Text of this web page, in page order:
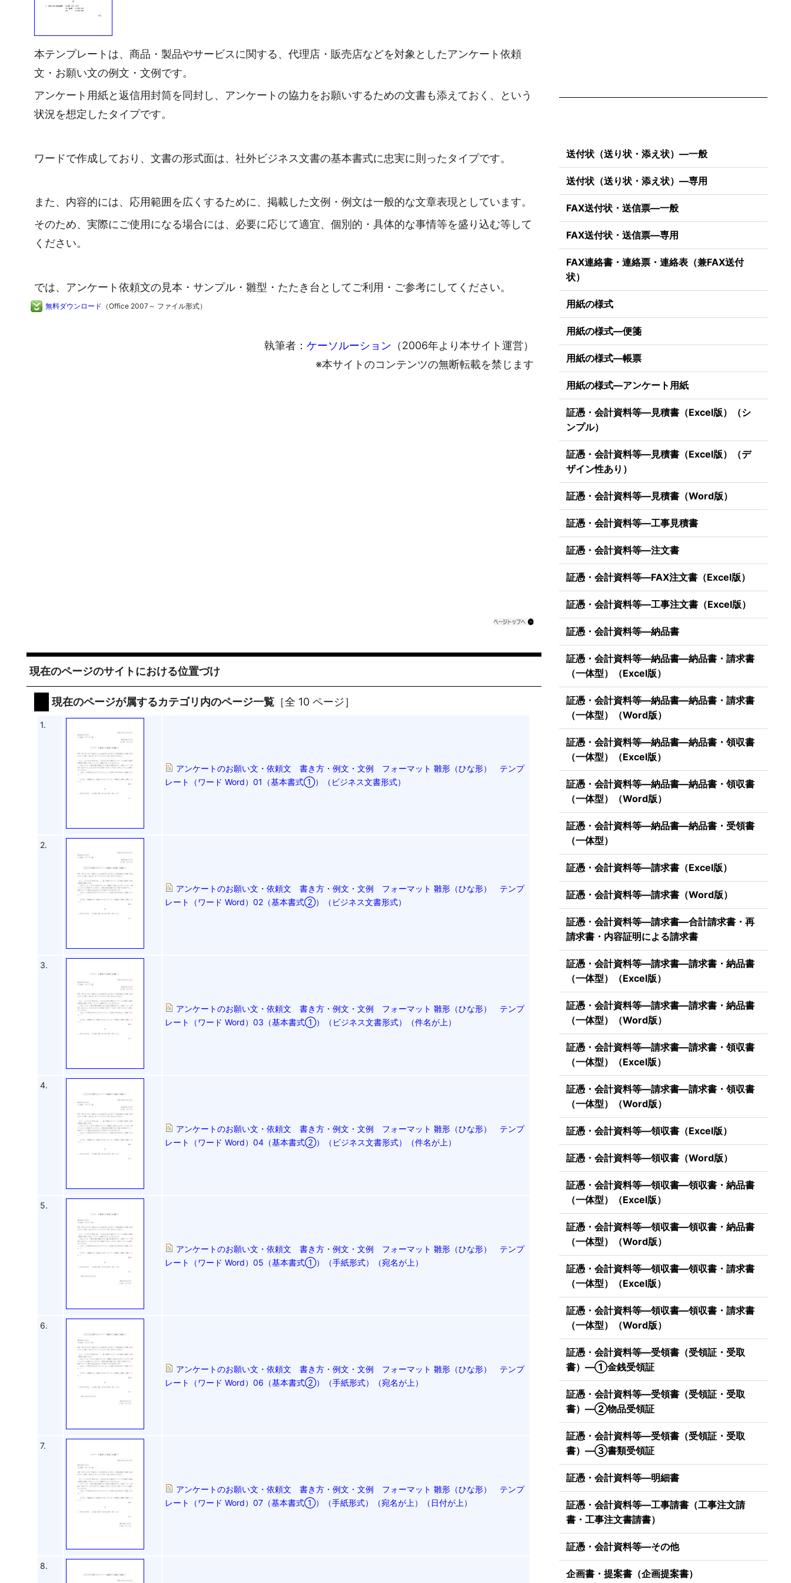
本テンプレートは、商品・製品やサービスに関する、代理店・販売店などを対象としたアンケート依頼
文・お願い文の例文・文例です。
アンケート用紙と返信用封筒を同封し、アンケートの協力をお願いするための文書も添えておく、という
状況を想定したタイプです。
ワードで作成しており、文書の形式面は、社外ビジネス文書の基本書式に忠実に則ったタイプです。
また、内容的には、応用範囲を広くするために、掲載した文例・例文は一般的な文章表現としています。
そのため、実際にご使用になる場合には、必要に応じて適宜、個別的・具体的な事情等を盛り込む等して
ください。
では、アンケート依頼文の見本・サンプル・雛型・たたき台としてご利用・ご参考にしてください。
無料ダウンロード （Office 2007～ ファイル形式）
執筆者： ケーソルーション （2006年より本サイト運営）
※本サイトのコンテンツの無断転載を禁じます
現在のページのサイトにおける位置づけ
現在のページが属するカテゴリ内のページ一覧 ［全 10 ページ］
1.
アンケートのお願い文・依頼文 書き方・例文・文例 フォーマット 雛形（ひな形） テンプ
レート（ワード Word）01（基本書式①）（ビジネス文書形式）
2.
アンケートのお願い文・依頼文 書き方・例文・文例 フォーマット 雛形（ひな形） テンプ
レート（ワード Word）02（基本書式②）（ビジネス文書形式）
3.
アンケートのお願い文・依頼文 書き方・例文・文例 フォーマット 雛形（ひな形） テンプ
レート（ワード Word）03（基本書式①）（ビジネス文書形式）（件名が上）
4.
アンケートのお願い文・依頼文 書き方・例文・文例 フォーマット 雛形（ひな形） テンプ
レート（ワード Word）04（基本書式②）（ビジネス文書形式）（件名が上）
5.
アンケートのお願い文・依頼文 書き方・例文・文例 フォーマット 雛形（ひな形） テンプ
レート（ワード Word）05（基本書式①）（手紙形式）（宛名が上）
6.
アンケートのお願い文・依頼文 書き方・例文・文例 フォーマット 雛形（ひな形） テンプ
レート（ワード Word）06（基本書式②）（手紙形式）（宛名が上）
7.
アンケートのお願い文・依頼文 書き方・例文・文例 フォーマット 雛形（ひな形） テンプ
レート（ワード Word）07（基本書式①）（手紙形式）（宛名が上）（日付が上）
8.
送付状（送り状・添え状）―一般
送付状（送り状・添え状）―専用
FAX送付状・送信票―一般
FAX送付状・送信票―専用
FAX連絡書・連絡票・連絡表（兼FAX送付
状）
用紙の様式
用紙の様式―便箋
用紙の様式―帳票
用紙の様式―アンケート用紙
証憑・会計資料等―見積書（Excel版）（シ
ンプル）
証憑・会計資料等―見積書（Excel版）（デ
ザイン性あり）
証憑・会計資料等―見積書（Word版）
証憑・会計資料等―工事見積書
証憑・会計資料等―注文書
証憑・会計資料等―FAX注文書（Excel版）
証憑・会計資料等―工事注文書（Excel版）
証憑・会計資料等―納品書
証憑・会計資料等―納品書―納品書・請求書
（一体型）（Excel版）
証憑・会計資料等―納品書―納品書・請求書
（一体型）（Word版）
証憑・会計資料等―納品書―納品書・領収書
（一体型）（Excel版）
証憑・会計資料等―納品書―納品書・領収書
（一体型）（Word版）
証憑・会計資料等―納品書―納品書・受領書
（一体型）
証憑・会計資料等―請求書（Excel版）
証憑・会計資料等―請求書（Word版）
証憑・会計資料等―請求書―合計請求書・再
請求書・内容証明による請求書
証憑・会計資料等―請求書―請求書・納品書
（一体型）（Excel版）
証憑・会計資料等―請求書―請求書・納品書
（一体型）（Word版）
証憑・会計資料等―請求書―請求書・領収書
（一体型）（Excel版）
証憑・会計資料等―請求書―請求書・領収書
（一体型）（Word版）
証憑・会計資料等―領収書（Excel版）
証憑・会計資料等―領収書（Word版）
証憑・会計資料等―領収書―領収書・納品書
（一体型）（Excel版）
証憑・会計資料等―領収書―領収書・納品書
（一体型）（Word版）
証憑・会計資料等―領収書―領収書・請求書
（一体型）（Excel版）
証憑・会計資料等―領収書―領収書・請求書
（一体型）（Word版）
証憑・会計資料等―受領書（受領証・受取
書）―①金銭受領証
証憑・会計資料等―受領書（受領証・受取
書）―②物品受領証
証憑・会計資料等―受領書（受領証・受取
書）―③書類受領証
証憑・会計資料等―明細書
証憑・会計資料等―工事請書（工事注文請
書・工事注文書請書）
証憑・会計資料等―その他
企画書・提案書（企画提案書）